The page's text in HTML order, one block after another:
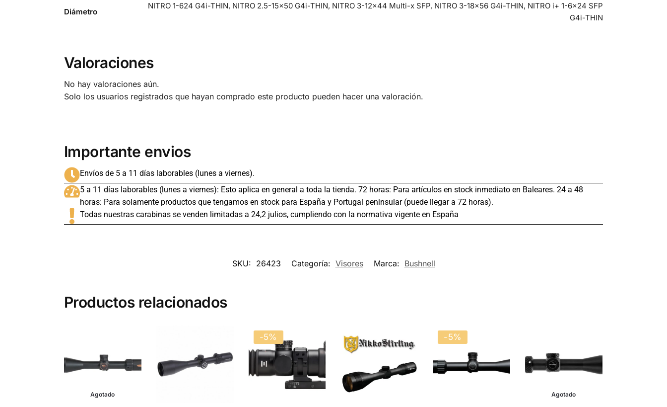
Diámetro
NITRO 1-624 G4i-THIN, NITRO 2.5-15×50 G4i-THIN, NITRO 3-12×44 Multi-x SFP, NITRO 3-18×56 G4i-THIN, NITRO i+ 1-6×24 SFP
G4i-THIN
Valoraciones
No hay valoraciones aún.
Solo los usuarios registrados que hayan comprado este producto pueden hacer una valoración.
Importante envios
Envíos de 5 a 11 días laborables (lunes a viernes).
5 a 11 días laborables (lunes a viernes): Esto aplica en general a toda la tienda. 72 horas: Para artículos en stock inmediato en Baleares. 24 a 48
horas: Para solamente productos que tengamos en stock para España y Portugal peninsular (puede llegar a 72 horas).
Todas nuestras carabinas se venden limitadas a 24,2 julios, cumpliendo con la normativa vigente en España
SKU: 26423 Categoría: Visores Marca: Bushnell
Productos relacionados
Agotado
-5% -5%
Agotado